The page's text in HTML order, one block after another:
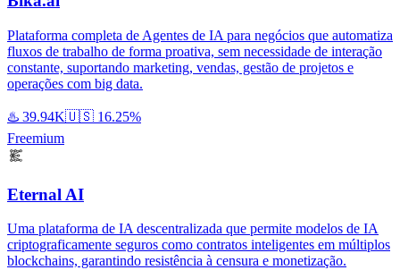
Plataforma completa de Agentes de IA para negócios que automatiza
fluxos de trabalho de forma proativa, sem necessidade de interação
constante, suportando marketing, vendas, gestão de projetos e
operações com big data.
♨️ 39.94K🇺🇸 16.25%
Freemium
Eternal AI
Uma plataforma de IA descentralizada que permite modelos de IA
criptograficamente seguros como contratos inteligentes em múltiplos
blockchains, garantindo resistência à censura e monetização.